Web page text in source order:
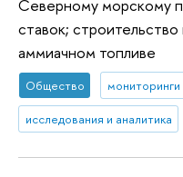
Северному морскому
ставок;
аммиачном топливе
Общество мониторинги
исследования и аналитика